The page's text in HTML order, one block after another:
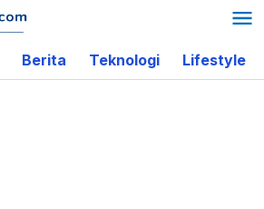
Berita Teknologi Lifestyle